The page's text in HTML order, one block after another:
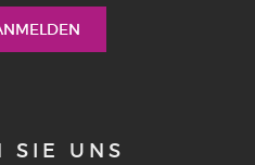
SIE UNS